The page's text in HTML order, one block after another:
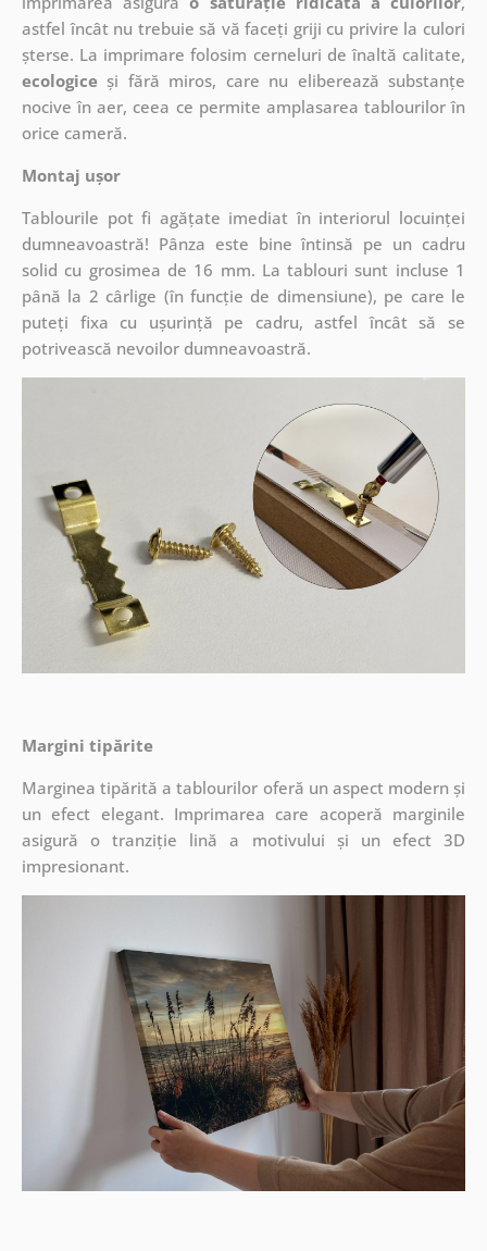
astfel încât nu trebuie să vă faceți griji cu privire la culori
șterse. La imprimare folosim cerneluri de înaltă calitate,
ecologiceși fără miros, care nu eliberează substanțe
nocive în aer, ceea ce permite amplasarea tablourilor în
orice cameră.
Montaj ușor
Tablourile pot fi agățate imediat în interiorul locuinței
dumneavoastră! Pânza este bine întinsă pe un cadru
solid cu grosimea de 16 mm. La tablouri sunt incluse 1
până la 2 cârlige (în funcție de dimensiune), pe care le
puteți fixa cu ușurință pe cadru, astfel încât să se
potrivească nevoilor dumneavoastră.
Margini tipărite
Marginea tipărită a tablourilor oferă un aspect modern și
un efect elegant. Imprimarea care acoperă marginile
asigură o tranziție lină a motivului și un efect 3D
impresionant.